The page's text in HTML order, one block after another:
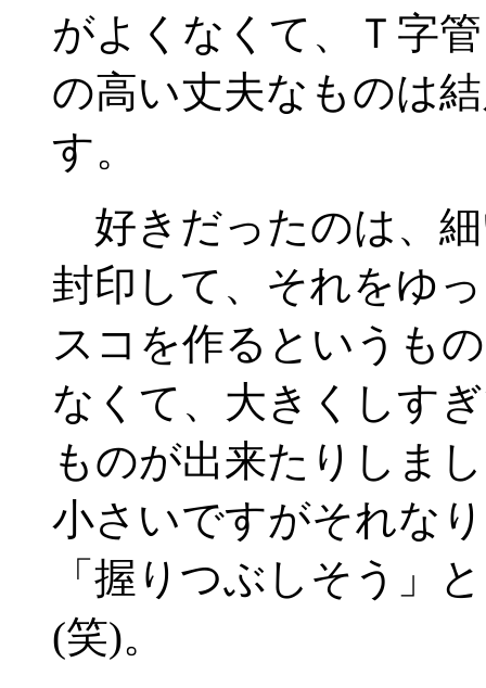
がよくなくて、Ｔ字
の高い丈夫なものは
す。
好きだったのは、
封印して、それをゆ
スコを作るというも
なくて、大きくしす
ものが出来たりしま
小さいですがそれな
「握りつぶしそう」
(笑)。